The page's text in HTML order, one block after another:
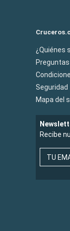
¿Quiénes
Seguridad
Mapa del
Recibe
TU